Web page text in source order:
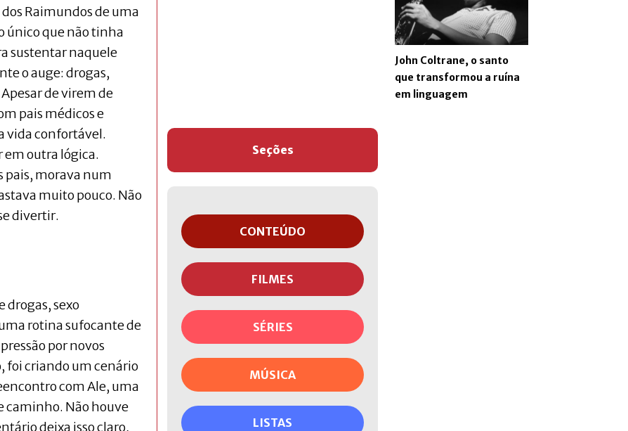
Raimundos de uma
único que não tinha
sustentar naquele
o auge: drogas,
de virem de
pais médicos e
vida confortável.
em outra lógica.
pais, morava num
muito pouco. Não
divertir.
drogas, sexo
rotina sufocante de
por novos
foi criando um cenário
com Ale, uma
caminho. Não houve
deixa isso claro,
Seções
CONTEÚDO
FILMES
SÉRIES
MÚSICA
LISTAS
John Coltrane, o santo
que transformou a ruína
em linguagem